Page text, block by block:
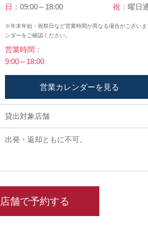
日 ：09:00～18:00 祝 ：曜日
※年末年始・祝祭日など営業時間が異なる場合がござい
ンダーをご確認ください。
営業時間：
9:00～18:00
営業カレンダーを見る
貸出対象店舗
出発・返却ともに不可。
舗で予約する